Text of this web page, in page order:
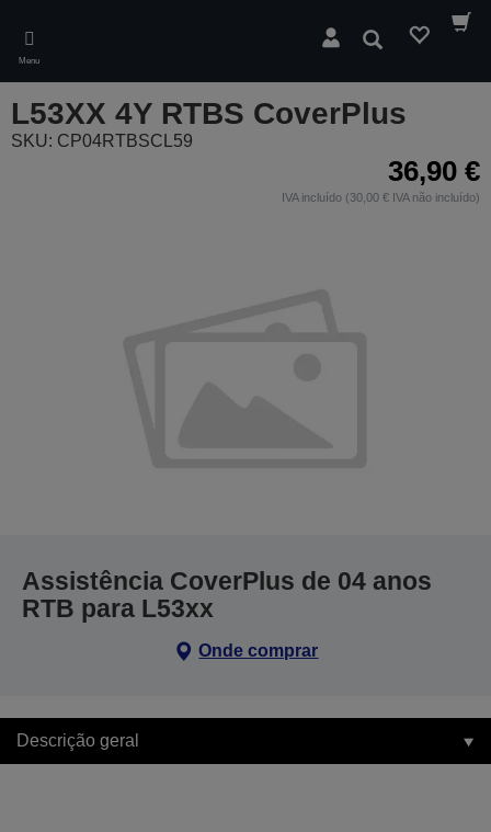
main
content
Menu
Pesquisar
L53XX 4Y RTBS CoverPlus
SKU: CP04RTBSCL59
36,90 €
IVA incluído (30,00 € IVA não incluído)
Assistência CoverPlus de 04 anos
RTB para L53xx
Onde comprar
Descrição geral